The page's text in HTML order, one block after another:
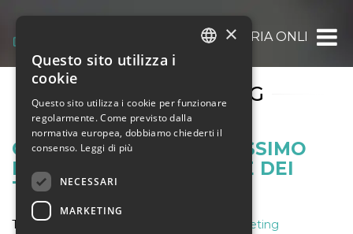
OOOH.EVENTS | BIGLIETTERIA ONLINE
LIVE STREAMING
COME OTTENERE IL MASSIMO
DALLA VENDITA ONLINE DEI
TUOI EVENTI
Tag:biglietteria online
marketing
×
Questo sito utilizza i
cookie
Questo sito utilizza i cookie per funzionare
regolarmente. Come previsto dalla
normativa europea, dobbiamo chiederti il
consenso. Leggi di più
NECESSARI
MARKETING